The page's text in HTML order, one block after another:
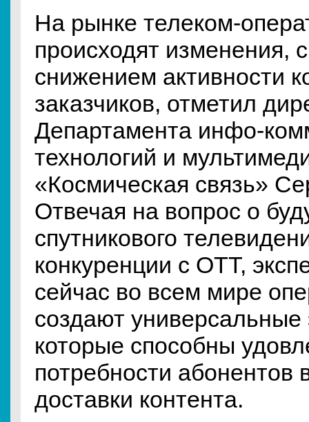
На рынке телеком-
происходят изменения,
снижением активности
заказчиков, отметил
Департамента инфо-
технологий и
«Космическая связь»
Отвечая на вопрос о
спутникового
конкуренции с ОТТ,
сейчас во всем мире
создают универсальные
которые способны
потребности абонентов
доставки контента.